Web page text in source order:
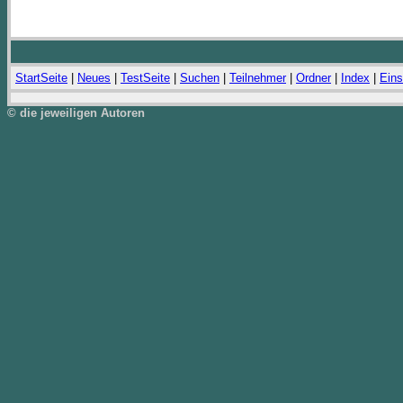
StartSeite Neues TestSeite Suchen Teilnehmer| Ordner| Index
© die jeweiligen Autoren